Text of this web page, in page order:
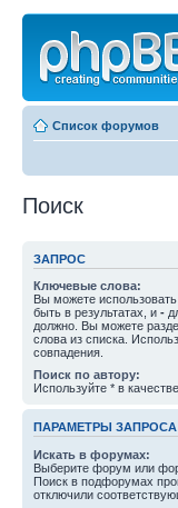
Список форумов
Поиск
ЗАПРОС
Ключевые слова:
Вы можете использовать
быть в результатах, и -
должно. Вы можете
слова из списка.
совпадения.
Поиск по автору:
Используйте * в
ПАРАМЕТРЫ ЗАПРОСА
Искать в форумах:
Выберите форум или
Поиск в подфорумах
отключили